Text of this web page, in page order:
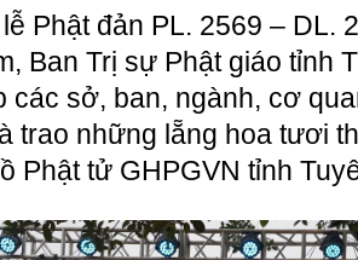
Phật đản PL. 2569 – DL.
Ban Trị sự Phật giáo tỉnh
các sở, ban, ngành, cơ
trao những lẵng hoa tươi
Phật tử GHPGVN tỉnh